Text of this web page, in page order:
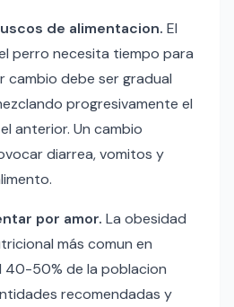
de alimentacion. El
perro necesita tiempo para
cambio debe ser gradual
progresivamente el
anterior. Un cambio
diarrea, vomitos y
por amor. La obesidad
más comun en
40-50% de la poblacion
recomendadas y